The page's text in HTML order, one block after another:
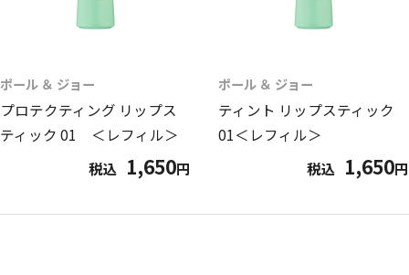
ポール ＆ ジョー
プロテクティング リップス
ティック 01 ＜レフィル＞
税込 1,650円
ポール ＆ ジョー
ティント リップスティック
01＜レフィル＞
税込 1,650円